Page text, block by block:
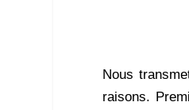
Nous
raisons.